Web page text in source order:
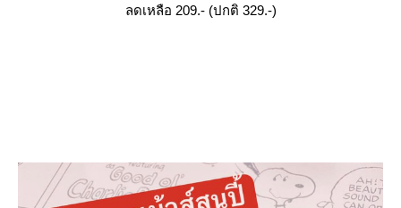
ลดเหลือ 209.- (ปกติ 329.-)